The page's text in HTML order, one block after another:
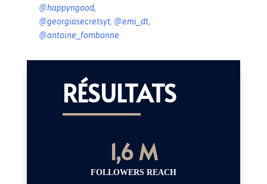
@happyngood,
@georgiasecretsyt, @emi_dt,
@antoine_fombonne
RÉSULTATS
1,6 M
FOLLOWERS REACH